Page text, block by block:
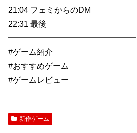
21:04 フェミからのDM
22:31 最後
━━━━━━━━━━━━━━━━
#ゲーム紹介
#おすすめゲーム
#ゲームレビュー
新作ゲーム